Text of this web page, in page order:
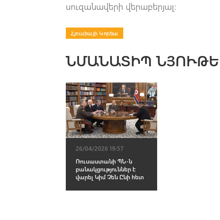
սուզանավերի վերաբերյալ:
Հյուսիայի Կորեա
ՆՄԱՆԱՏԻՊ
26/04/2026 19:57
Ռուսաստանի ՊՆ-ն
բանակցություններ է
վարել Կիմ Չեն Ընի հետ